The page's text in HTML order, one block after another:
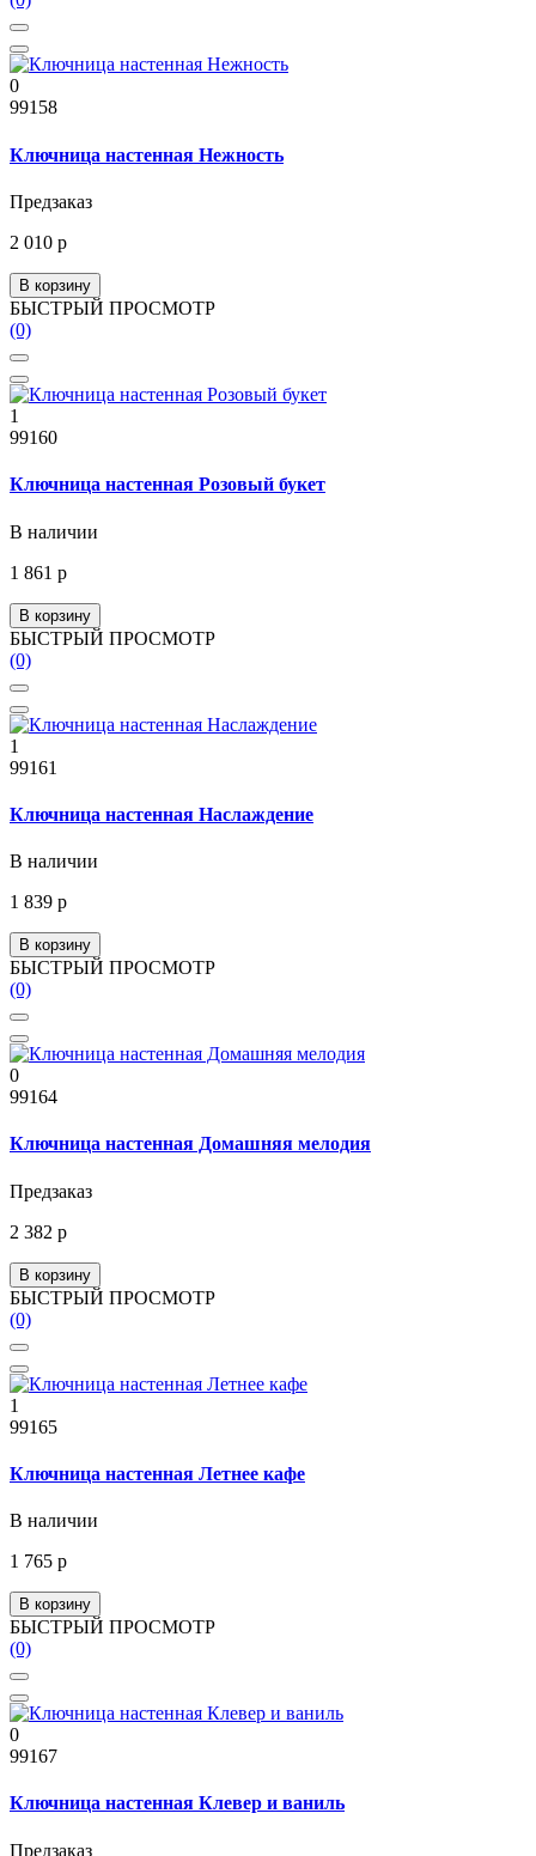
0
99158
Ключница настенная Нежность
Предзаказ
2 010 р
В корзину
БЫСТРЫЙ ПРОСМОТР
(0)
1
99160
Ключница настенная Розовый букет
В наличии
1 861 р
В корзину
БЫСТРЫЙ ПРОСМОТР
(0)
1
99161
Ключница настенная Наслаждение
В наличии
1 839 р
В корзину
БЫСТРЫЙ ПРОСМОТР
(0)
0
99164
Ключница настенная Домашняя мелодия
Предзаказ
2 382 р
В корзину
БЫСТРЫЙ ПРОСМОТР
(0)
1
99165
Ключница настенная Летнее кафе
В наличии
1 765 р
В корзину
БЫСТРЫЙ ПРОСМОТР
(0)
0
99167
Ключница настенная Клевер и ваниль
Предзаказ